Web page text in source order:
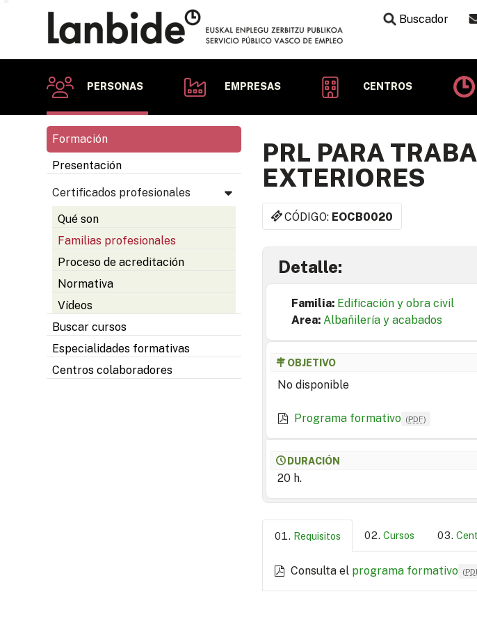
Buscador
PERSONAS EMPRESAS CENTROS
Formación
Presentación
Certificados profesionales
Qué son
Familias profesionales
Proceso de acreditación
Normativa
Vídeos
Buscar cursos
Especialidades formativas
Centros colaboradores
PRL PARA
EXTERIORES
CÓDIGO: EOCB0020
Detalle:
Familia: Edificación y obra civil
Area: Albañilería y acabados
OBJETIVO
No disponible
Programa formativo (PDF)
DURACIÓN
20 h.
Requisitos Cursos
Consulta el programa formativo (